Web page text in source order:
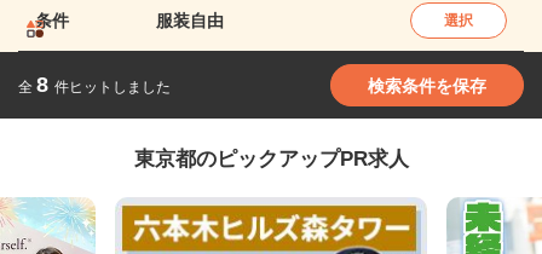
条件 服装自由 選択
全 8 件ヒットしました 検索条件を保存
東京都のピックアップPR求人